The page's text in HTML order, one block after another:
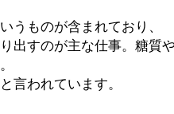
うものが含まれており、
出すのが主な仕事。糖質
言われています。